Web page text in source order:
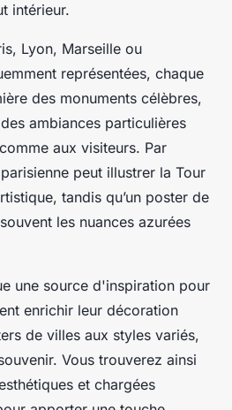
intérieur.
Lyon, Marseille ou
représentées, chaque
des monuments célèbres,
ambiances particulières
aux visiteurs. Par
peut illustrer la Tour
tandis qu’un poster de
les nuances azurées
une source d'inspiration pour
enrichir leur décoration
de villes aux styles variés,
Vous trouverez ainsi
et chargées